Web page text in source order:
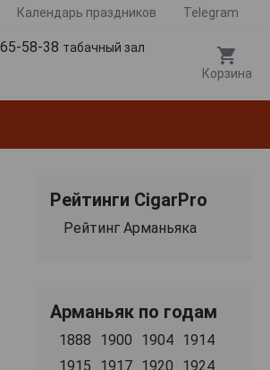
Календарь праздников Telegram
58-38 табачный зал
Корзина
Рейтинги CigarPro
Рейтинг Арманьяка
Арманьяк по годам
1888 1900 1904 1914
1915
1917 1920
1924